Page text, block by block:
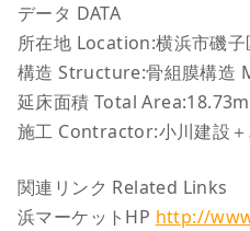
データ DATA
所在地 Location:横浜市磯
構造 Structure:骨組膜構
延床面積 Total
施工 Contractor:小川建設
関連リンク Related Links
浜マーケットHP http://